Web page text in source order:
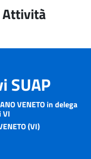
Attività
SUAP
VENETO in delega
VI
(VI)